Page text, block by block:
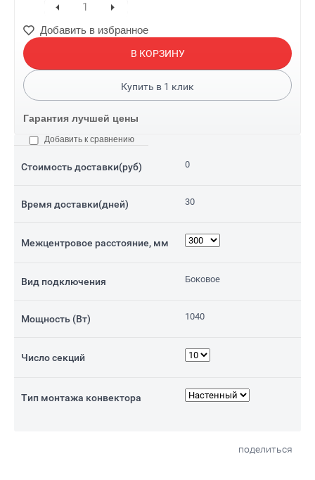
Добавить в избранное
В КОРЗИНУ
Купить в 1 клик
Гарантия лучшей цены
Стоимость доставки(руб) 0
Время доставки(дней) 30
Межцентровое расстояние, мм
Вид подключения Боковое
Мощность (Вт) 1040
Число секций
Тип монтажа конвектора
Добавить к сравнению
поделиться